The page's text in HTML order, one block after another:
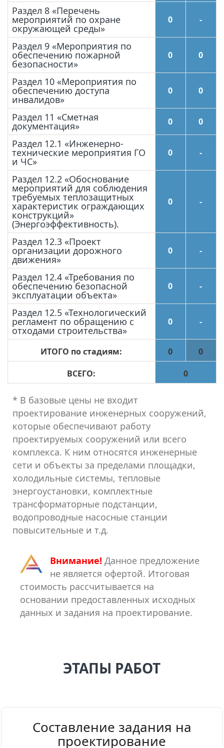
Раздел 8 «Перечень
мероприятий по охране
окружающей среды»
0 -
Раздел 9 «Мероприятия по
обеспечению пожарной
безопасности»
0 0
Раздел 10 «Мероприятия по
обеспечению доступа
инвалидов»
0 0
Раздел 11 «Сметная
документация» 0 0
Раздел 12.1 «Инженерно-
технические мероприятия ГО
и ЧС»
0 -
Раздел 12.2 «Обоснование
мероприятий для соблюдения
требуемых теплозащитных
характеристик ограждающих
конструкций»
(Энергоэффективность).
0 -
Раздел 12.3 «Проект
организации дорожного
движения»
0 -
Раздел 12.4 «Требования по
обеспечению безопасной
эксплуатации объекта»
0 -
Раздел 12.5 «Технологический
регламент по обращению с
отходами строительства»
0 -
ИТОГО по стадиям: 0
0
ВСЕГО:
0
* В базовые цены не входит
проектирование инженерных сооружений,
которые обеспечивают работу
проектируемых сооружений или всего
комплекса. К ним относятся инженерные
сети и объекты за пределами площадки,
холодильные системы, тепловые
энергоустановки, комплектные
трансформаторные подстанции,
водопроводные насосные станции
повысительные и т.д.
Внимание! Данное предложение
не является офертой. Итоговая
стоимость рассчитывается на
основании предоставленных исходных
данных и задания на проектирование.
ЭТАПЫ РАБОТ
Составление задания на
проектирование